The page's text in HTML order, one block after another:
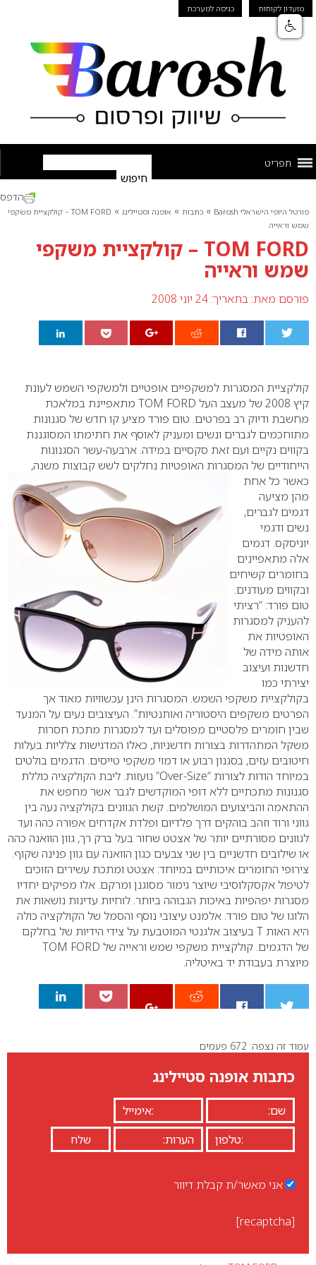
מועדון לקוחות כניסה למערכת
תפריט
פורטל היופי הישראלי Barosh » כתבות » אופנה וסטיילינג »
TOM FORD – קולקציית משקפי
שמש וראייה
TOM FORD – קולקציית משקפי
שמש וראייה
פורסם מאת: בתאריך: 24 יוני 2008
הדפס
קולקציית המסגרות למשקפיים אופטיים ולמשקפי השמש לעונת
קיץ 2008 של מעצב העל
TOM FORD מתאפיינת במלאכת
מחשבת ודיוק רב בפרטים. טום פורד מציע קו חדש של סגנונות
מתוחכמים לגברים ונשים ומעניק לאוסף את חתימתו המסוגננת
בקווים נקיים ועם זאת סקסיים במידה. ארבעה-עשר הסגנונות
הייחודיים של המסגרות האופטיות נחלקים לשש קבוצות משנה,
כאשר כל אחת
מהן מציעה
דגמים לגברים,
נשים ודגמי
יוניסקס. דגמים
אלה מתאפיינים
בחומרים קשיחים
ובקווים מעודנים.
טום פורד: “רציתי
להעניק למסגרות
האופטיות את
אותה מידה של
חדשנות ועיצוב
יצירתי כמו
בקולקציית משקפי השמש. המסגרות הינן עכשוויות מאוד אך
הפרטים משקפים היסטוריה ואותנטיות”. העיצובים נעים על המנעד
שבין חומרים פלסטיים מפוסלים ועד למסגרות מתכת חסרות
משקל המתהדרות בצורות חדשניות, כאלו המדגישות צלליות בעלות
חיטובים עזים, בסגנון רבוע או דמוי משקפי טייסים. הדגמים בולטים
במיוחד הודות לצורות “Over-Size” נועזות. ליבת הקולקציה כוללת
סגנונות מתכתיים ללא דופי המוקדשים לגבר אשר מחפש את
ההתאמה והביצועים המושלמים. קשת הגוונים בקולקציה נעה בין
גווני ורוד וזהב בוהקים דרך פלדיום ופלדת אקדחים אפורה כהה ועד
לגוונים מסורתיים יותר של אצטט שחור בעל ברק רך, גוון הוואנה כהה
או שילובים חדשניים בין שני צבעים כגון הוואנה עם גוון פנינה שקוף.
צירופי החומרים איכותיים במיוחד: אצטט ומתכת עשירים הזוכים
לטיפול אקסקלוסיבי שיוצר גימור מסוגנן ומרקם. אלו מפיקים יחדיו
מסגרות יפהפיות באיכות הגבוהה ביותר. לוחיות עדינות נושאות את
הלוגו של טום פורד. אלמנט עיצובי נוסף והסמל של הקולקציה כולה
היא האות T בעיצוב אלגנטי המוטבעת על צידי הידיות של בחלקם
של הדגמים. קולקציית משקפי שמש וראייה של TOM FORD
מיוצרת בעבודת יד באיטליה.
0
עמוד זה נצפה: 672 פעמים
כתבות אופנה סטיילינג
אני מאשר/ת קבלת דיוור
[recaptcha]